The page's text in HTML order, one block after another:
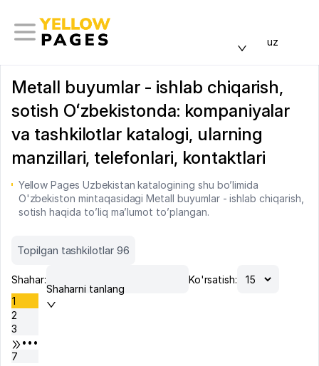
uz
Metall buyumlar - ishlab chiqarish,
sotish Oʻzbekistonda: kompaniyalar
va tashkilotlar katalogi, ularning
manzillari, telefonlari, kontaktlari
Yellow Pages Uzbekistan katalogining shu bo’limida
O'zbekiston mintaqasidagi Metall buyumlar - ishlab chiqarish,
sotish haqida to’liq ma’lumot to’plangan.
Topilgan tashkilotlar 96
Shahar:
Shaharni tanlang
Ko'rsatish:
1
2
3
•••
7